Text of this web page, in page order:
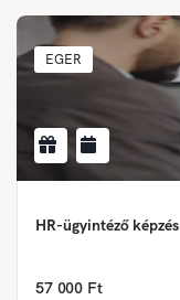
EGER
HR-ügyintéző képzés
57 000 Ft